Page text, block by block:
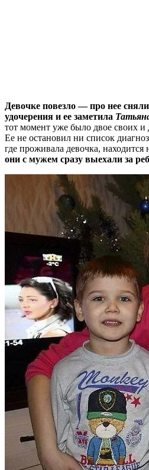
Девочке повезло — про нее
удочерения и ее заметила
тот момент уже было двое своих
Ее не остановил ни список
где проживала девочка,
они с мужем сразу выехали за